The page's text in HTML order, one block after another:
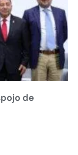
de